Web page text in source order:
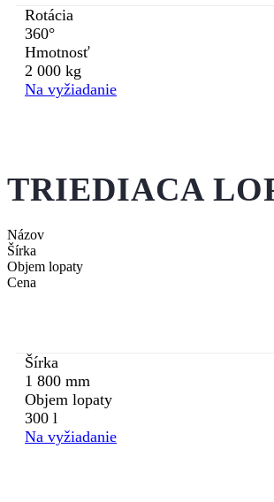
Rotácia
360°
Hmotnosť
2 000 kg
Na vyžiadanie
TRIEDIACA
Názov
Šírka
Objem lopaty
Cena
Šírka
1 800 mm
Objem lopaty
300 l
Na vyžiadanie